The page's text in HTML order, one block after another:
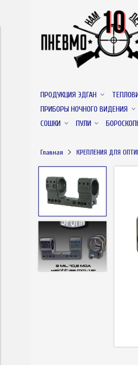
ПРОДУКЦИЯ ЭДГАН
ПРИБОРЫ НОЧНОГО ВИДЕНИЯ
СОШКИ
ПУЛИ
Главная КРЕПЛЕНИЯ ДЛЯ